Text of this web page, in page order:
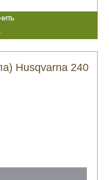
Husqvarna 240